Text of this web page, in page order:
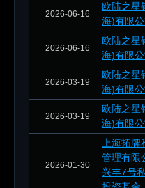
2026-06-16
欧陆之星
海)有限公
2026-06-16
欧陆之星
海)有限公
2026-03-19
欧陆之星
海)有限公
2026-03-19
欧陆之星
海)有限公
2026-01-30
上海拓牌
管理有限
兴丰7号